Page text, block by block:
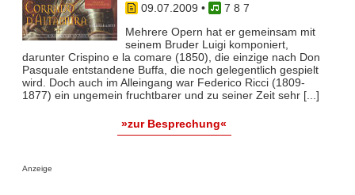
09.07.2009 •
7 8 7
Mehrere Opern hat er gemeinsam mit
seinem Bruder Luigi komponiert,
darunter Crispino e la comare (1850), die einzige nach Don
Pasquale entstandene Buffa, die noch gelegentlich gespielt
wird. Doch auch im Alleingang war Federico Ricci (1809-
1877) ein ungemein fruchtbarer und zu seiner Zeit sehr [...]
»zur Besprechung«
Anzeige